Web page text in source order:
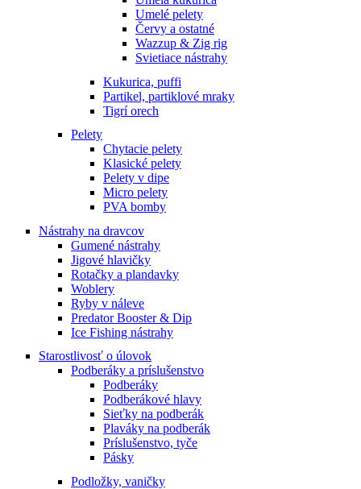
Umelé pelety
Červy a ostatné
Wazzup & Zig rig
Svietiace nástrahy
Kukurica, puffi
Partikel, partiklové mraky
Tigrí orech
Pelety
Chytacie pelety
Klasické pelety
Pelety v dipe
Micro pelety
PVA bomby
Nástrahy na dravcov
Gumené nástrahy
Jigové hlavičky
Rotačky a plandavky
Woblery
Ryby v náleve
Predator Booster & Dip
Ice Fishing nástrahy
Starostlivosť o úlovok
Podberáky a príslušenstvo
Podberáky
Podberákové hlavy
Sieťky na podberák
Plaváky na podberák
Príslušenstvo, tyče
Pásky
Podložky, vaničky